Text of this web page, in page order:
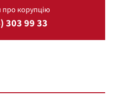
про корупцію
303 99 33